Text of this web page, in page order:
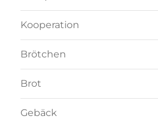
Kooperation
Brötchen
Brot
Gebäck